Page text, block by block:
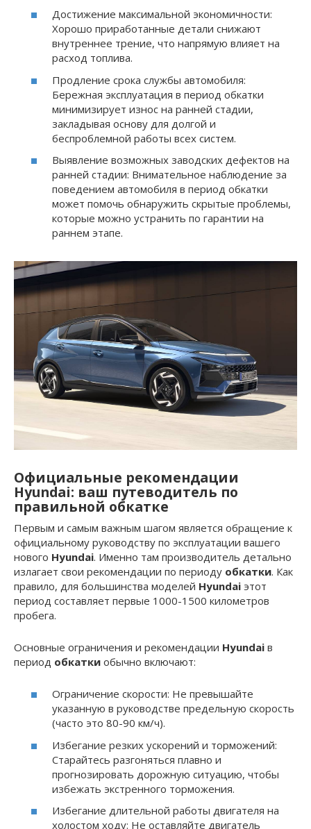
Достижение максимальной экономичности:
Хорошо приработанные детали снижают
внутреннее трение, что напрямую влияет на
расход топлива.
Продление срока службы автомобиля:
Бережная эксплуатация в период обкатки
минимизирует износ на ранней стадии,
закладывая основу для долгой и
беспроблемной работы всех систем.
Выявление возможных заводских дефектов на
ранней стадии: Внимательное наблюдение за
поведением автомобиля в период обкатки
может помочь обнаружить скрытые проблемы,
которые можно устранить по гарантии на
раннем этапе.
Официальные рекомендации
Hyundai: ваш путеводитель по
правильной обкатке
Первым и самым важным шагом является обращение к
официальному руководству по эксплуатации вашего
нового Hyundai. Именно там производитель детально
излагает свои рекомендации по периоду обкатки. Как
правило, для большинства моделей Hyundai этот
период составляет первые 1000-1500 километров
пробега.
Основные ограничения и рекомендации Hyundai в
период обкатки обычно включают:
Ограничение скорости: Не превышайте
указанную в руководстве предельную скорость
(часто это 80-90 км/ч).
Избегание резких ускорений и торможений:
Старайтесь разгоняться плавно и
прогнозировать дорожную ситуацию, чтобы
избежать экстренного торможения.
Избегание длительной работы двигателя на
холостом ходу: Не оставляйте двигатель